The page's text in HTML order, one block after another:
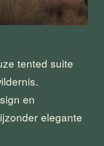
tented suite
en
elegante